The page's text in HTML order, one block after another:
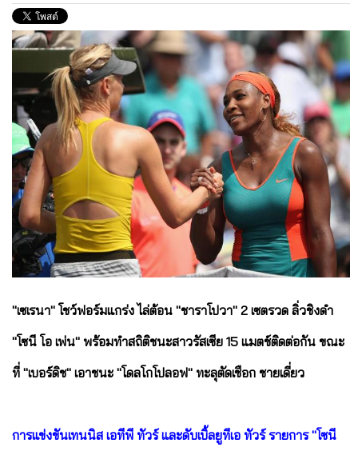
"เซเรนา" โชว์ฟอร์มแกร่ง ไล่ต้อน "ชาราโปวา" 2 เซตรวด ลิ่วชิงดำ
"โซนี โอ เพ่น" พร้อมทำสถิติชนะสาวรัสเซีย 15 แมตช์ติดต่อกัน ขณะ
ที่ "เบอร์ดิช" เอาชนะ "โดลโกโปลอฟ" ทะลุตัดเชือก ชายเดี่ยว
การแข่งขันเทนนิส เอทีพี ทัวร์ และดับเบิ้ลยูทีเอ ทัวร์ รายการ "โซนี